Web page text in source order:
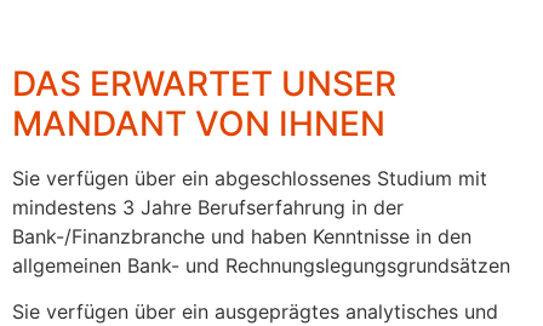
DAS ERWARTET UNSER
MANDANT VON IHNEN
Sie verfügen über ein abgeschlossenes Studium mit
mindestens 3 Jahre Berufserfahrung in der
Bank-/Finanzbranche und haben Kenntnisse in den
allgemeinen Bank- und Rechnungslegungsgrundsätzen
Sie verfügen über ein ausgeprägtes analytisches und